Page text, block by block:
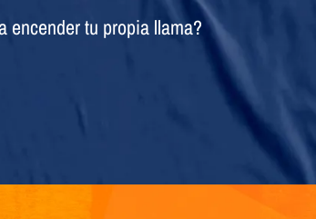
encender tu propia llama?